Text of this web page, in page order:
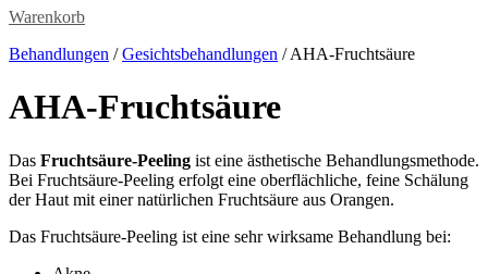
Warenkorb
Behandlungen /Gesichtsbehandlungen / AHA-Fruchtsäure
AHA-Fruchtsäure
Das Fruchtsäure-Peeling ist eine ästhetische Behandlungsmethode.
Bei Fruchtsäure-Peeling erfolgt eine oberflächliche, feine Schälung
der Haut mit einer natürlichen Fruchtsäure aus Orangen.
Das Fruchtsäure-Peeling ist eine sehr wirksame Behandlung bei: